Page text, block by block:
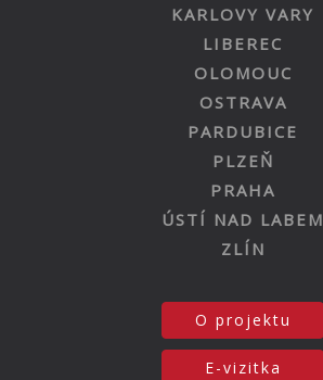
KARLOVY VARY
LIBEREC
OLOMOUC
OSTRAVA
PARDUBICE
PLZEŇ
PRAHA
ÚSTÍ NAD LABEM
ZLÍN
O projektu
E-vizitka